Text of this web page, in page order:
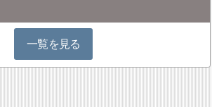
一覧を見る